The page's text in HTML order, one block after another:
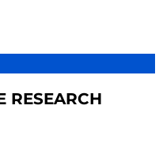
RESEARCH